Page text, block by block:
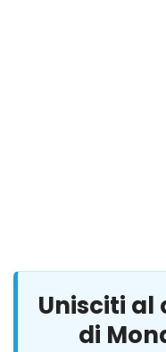
Unisciti al
di